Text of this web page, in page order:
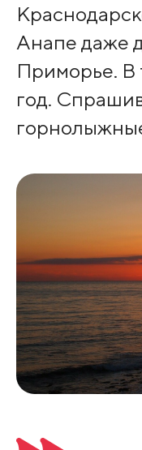
Анапе даже
Приморье. В
год.